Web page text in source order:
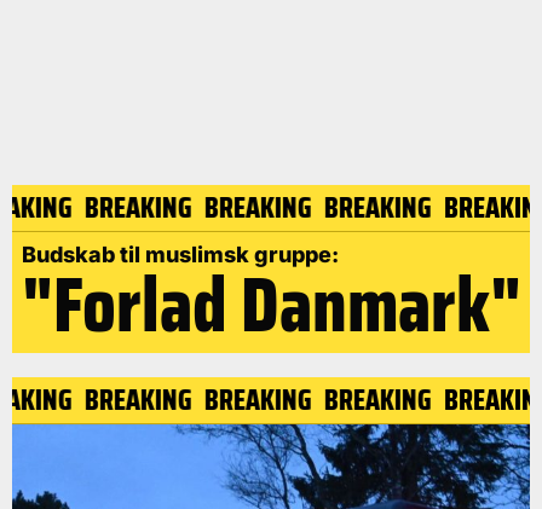
BREAKING BREAKING BREAKING
Budskab til muslimsk gruppe:
"Forlad Danmark"
BREAKING BREAKING BREAKING